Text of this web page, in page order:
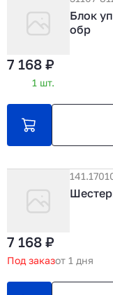
Блок
обр
7 168 ₽
1 шт.
7 168 ₽
Под заказот 1 дня